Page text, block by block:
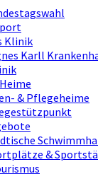
Klinik
Karll
& Pflegeheime
&